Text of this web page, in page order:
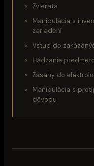
Zvieratá
Manipulácia s
zariadení
Vstup do
Hádzanie
Zásahy do
Manipulácia s
dôvodu